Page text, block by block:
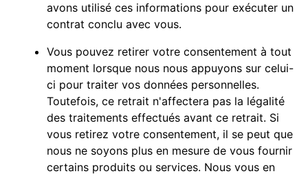
avons utilisé ces informations pour exécuter un
contrat conclu avec vous.
Vous pouvez retirer votre consentement à tout
moment lorsque nous nous appuyons sur celui-
ci pour traiter vos données personnelles.
Toutefois, ce retrait n'affectera pas la légalité
des traitements effectués avant ce retrait. Si
vous retirez votre consentement, il se peut que
nous ne soyons plus en mesure de vous fournir
certains produits ou services. Nous vous en